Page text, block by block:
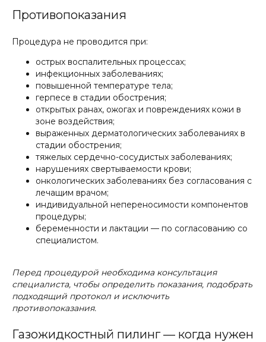
Противопоказания
Процедура не проводится при:
острых воспалительных процессах;
инфекционных заболеваниях;
повышенной температуре тела;
герпесе в стадии обострения;
открытых ранах, ожогах и повреждениях кожи в
зоне воздействия;
выраженных дерматологических заболеваниях в
стадии обострения;
тяжелых сердечно-сосудистых заболеваниях;
нарушениях свертываемости крови;
онкологических заболеваниях без согласования с
лечащим врачом;
индивидуальной непереносимости компонентов
процедуры;
беременности и лактации — по согласованию со
специалистом.
Перед процедурой необходима консультация
специалиста, чтобы определить показания, подобрать
подходящий протокол и исключить
противопоказания.
Газожидкостный пилинг — когда нужен
Индивидуальные уходы Hydropeptide по типу
интенсивное увлажнение, питание и
кожи Hydropeptide
Услуга Scarlet RF сочетает в себе точное
фракционное воздействие и радиочастотный
нагрев глубоких слоев дермы для коррекции
возрастных изменений, устранения рубцов и
сужения пор
Игольчатый
RF Scarlet